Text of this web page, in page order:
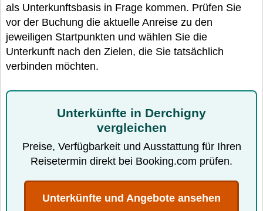
als Unterkunftsbasis in Frage kommen. Prüfen Sie
vor der Buchung die aktuelle Anreise zu den
jeweiligen Startpunkten und wählen Sie die
Unterkunft nach den Zielen, die Sie tatsächlich
verbinden möchten.
Unterkünfte in Derchigny
vergleichen
Preise, Verfügbarkeit und Ausstattung für Ihren
Reisetermin direkt bei Booking.com prüfen.
Unterkünfte und Angebote ansehen